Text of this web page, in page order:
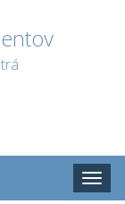
Toggle